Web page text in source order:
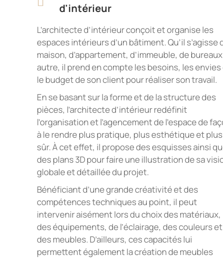
d'intérieur
L’architecte d’intérieur conçoit et organise les
espaces intérieurs d’un bâtiment. Qu’il s’agisse
maison, d’appartement, d’immeuble, de
autre, il prend en compte les besoins, les
le budget de son client pour réaliser son travail.
En se basant sur la forme et de la structure des
pièces, l’architecte d’intérieur redéfinit
l’organisation et l’agencement de l’espace de
à le rendre plus pratique, plus esthétique et plus
sûr. À cet effet, il propose des esquisses ainsi
des plans 3D pour faire une illustration de sa
globale et détaillée du projet.
Bénéficiant d’une grande créativité et des
compétences techniques au point, il peut
intervenir aisément lors du choix des matériaux,
des équipements, de l’éclairage, des couleurs et
des meubles. D’ailleurs, ces capacités lui
permettent également la création de meubles